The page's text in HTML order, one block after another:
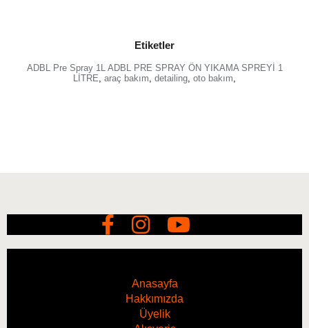
Etiketler
ADBL Pre Spray 1L ADBL PRE SPRAY ÖN YIKAMA SPREYİ 1
LİTRE, araç bakım, detailing, oto bakım,
Anasayfa
Hakkımızda
Üyelik